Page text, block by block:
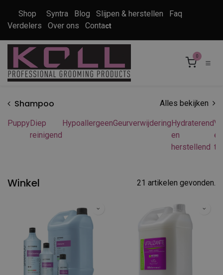
Shop Syntra Blog Slijpen & herstellen
Faq
Verdelers
Over ons Contact
0
Shampoo Alles bekijken
PuppyDiep
reinigend
HypoallergeenGeurverwijderingHydraterend
en
herstellend
en
Winkel 21 artikelen gevonden.